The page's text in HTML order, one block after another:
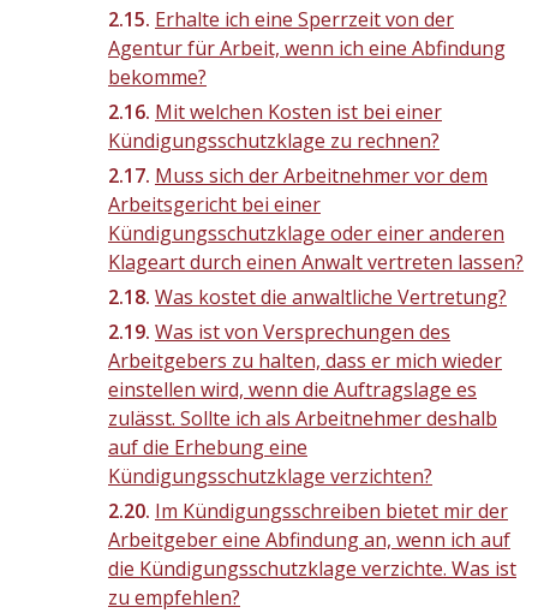
Erhalte ich eine Sperrzeit von der
Agentur für Arbeit, wenn ich eine Abfindung
bekomme?
Mit welchen Kosten ist bei einer
Kündigungsschutzklage zu rechnen?
Muss sich der Arbeitnehmer vor dem
Arbeitsgericht bei einer
Kündigungsschutzklage oder einer anderen
Klageart durch einen Anwalt vertreten lassen?
Was kostet die anwaltliche Vertretung?
Was ist von Versprechungen des
Arbeitgebers zu halten, dass er mich wieder
einstellen wird, wenn die Auftragslage es
zulässt. Sollte ich als Arbeitnehmer deshalb
auf die Erhebung eine
Kündigungsschutzklage verzichten?
Im Kündigungsschreiben bietet mir der
Arbeitgeber eine Abfindung an, wenn ich auf
die Kündigungsschutzklage verzichte. Was ist
zu empfehlen?